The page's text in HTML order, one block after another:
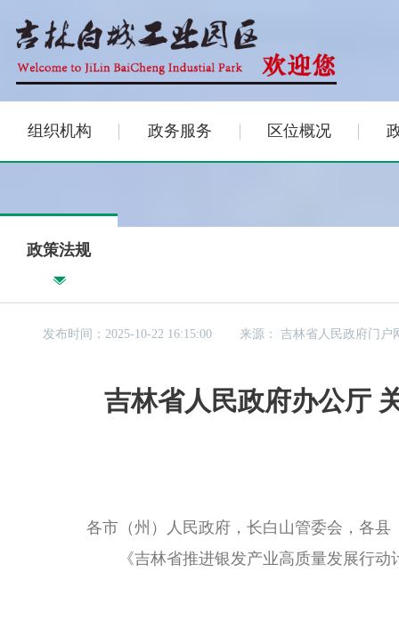
组织机构 政务服务 区位概况
政策法规
发布时间：2025-10-22 16:15:00 来源：吉林省人民政府门户
吉林省人民政府办公厅
各市（州）人民政府，长白山管委会，各
《吉林省推进银发产业高质量发展行动